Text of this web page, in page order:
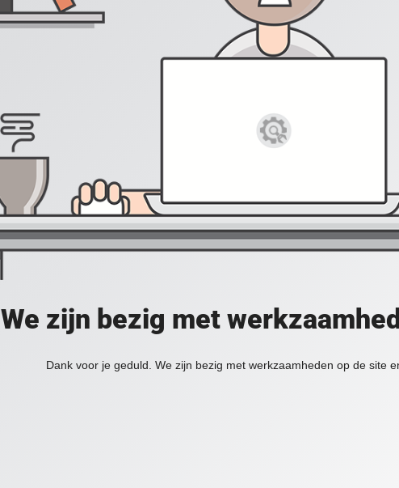
We zijn bezig met
Dank voor je geduld. We zijn bezig met werkzaamheden op de site